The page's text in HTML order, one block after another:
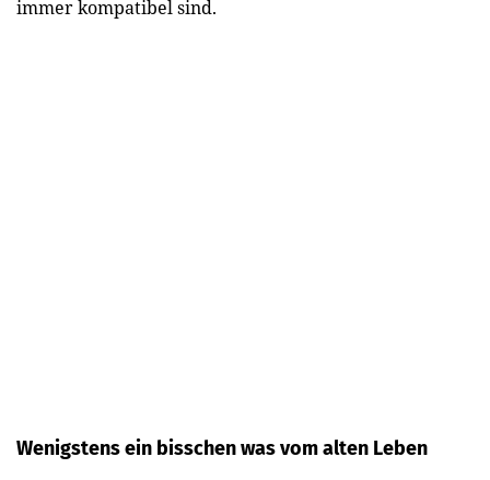
immer kompatibel sind.
Wenigstens ein bisschen was vom alten Leben